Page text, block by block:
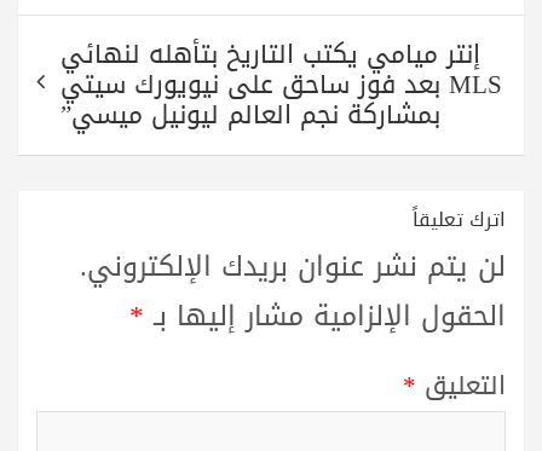
إنتر ميامي يكتب التاريخ بتأهله لنهائي
MLS بعد فوز ساحق على نيويورك سيتي
بمشاركة نجم العالم ليونيل ميسي”
اترك تعليقاً
لن يتم نشر عنوان بريدك الإلكتروني.
الحقول الإلزامية مشار إليها بـ*
التعليق *